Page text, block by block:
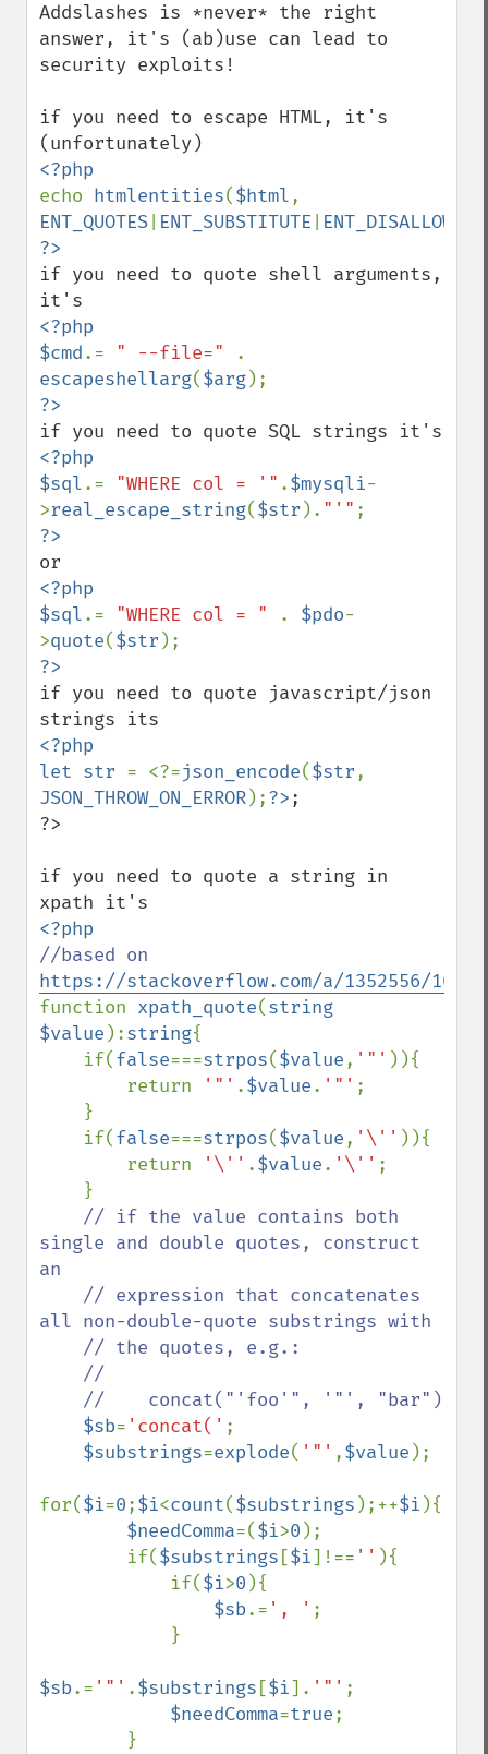
Addslashes is *never* the right
answer, it's (ab)use can lead to
security exploits!
if you need to escape HTML, it's
echo htmlentities($html
ENT_QUOTES ENT_SUBSTITUTE
ENT_DISALLOWED
if you need to quote shell arguments,
<?php
$cmd.= " --file="
escapeshellarg($arg
<?php
$sql.= "WHERE col = '" .$mysqli-
>real_escape_string($str ). "'"
<?php
$sql.= "WHERE col = " . $pdo-
>quote($str
if you need to quote javascript/json
<?php
let str = <?=json_encode($str
JSON_THROW_ON_ERROR);?>;
?>
if you need to quote a string in
https://stackoverflow.com/a/1352556/
function xpath_quote(string
$value ):string{
    if(
false===strpos($value, '"' )){
        return
'"' .$value. '"' ;
    if(
false===strpos($value, '\'' )){
        return
'\'' .$value. '\'' ;
// if the value contains both
single and double quotes, construct
an
all non-double-quote substrings with
$sb= 'concat(' ;
$substrings=explode( '"' ,$value );
for($i=0;$i<count($substrings );++$i ){
$needComma=($i>0 );
        if(
$substrings [$i]!== '' ){
            if(
$i>0 ){
$sb.= ', ' ;
$sb.= '"' .$substrings [$i]. '"' ;
$needComma=true;